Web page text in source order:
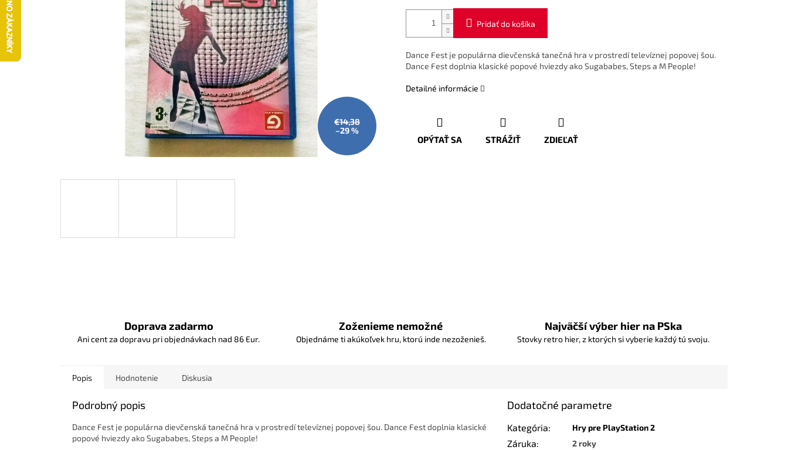
€14,38
–29 %
Pridať do košíka
Dance Fest je populárna dievčenská tanečná hra v prostredí televíznej popovej šou.
Dance Fest doplnia klasické popové hviezdy ako Sugababes, Steps a M People!
Detailné informácie
OPÝTAŤ SA STRÁŽIŤ ZDIEĽAŤ
Doprava zadarmo
Ani cent za dopravu pri objednávkach nad 86 Eur.
Zoženieme nemožné
Objednáme ti akúkoľvek hru, ktorú inde nezoženieš.
Najväčší výber hier na PSka
Stovky retro hier, z ktorých si vyberie každý tú svoju.
Popis Hodnotenie Diskusia
Podrobný popis
Dance Fest je populárna dievčenská tanečná hra v prostredí televíznej popovej šou. Dance Fest doplnia klasické
popové hviezdy ako Sugababes, Steps a M People!
Dodatočné parametre
Kategória: Hry pre PlayStation 2
Záruka: 2 roky